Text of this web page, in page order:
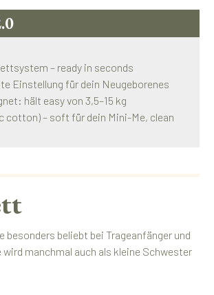
– ready in seconds
Einstellung für dein Neugeborenes
hält easy von 3,5–15 kg
cotton) – soft für dein Mini-Me, clean
beliebt bei Trageanfänger und
manchmal auch als kleine Schwester